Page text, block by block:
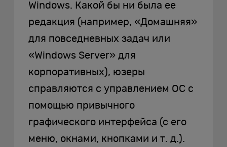
Windows. Какой бы ни была ее
редакция (например, «Домашняя»
для повседневных задач или
«Windows Server» для
корпоративных), юзеры
справляются с управлением ОС с
помощью привычного
графического интерфейса (с его
меню, окнами, кнопками и т. д.).